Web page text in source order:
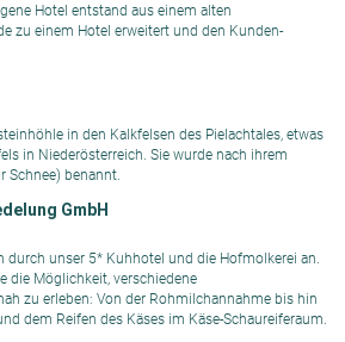
Hotel entstand aus einem alten
zu einem Hotel erweitert und den Kunden-
in den Kalkfelsen des Pielachtales, etwas
in Niederösterreich. Sie wurde nach ihrem
Schnee) benannt.
GmbH
durch unser 5* Kuhhotel und die Hofmolkerei an.
die Möglichkeit, verschiedene
zu erleben: Von der Rohmilchannahme bis hin
dem Reifen des Käses im Käse-Schaureiferaum.